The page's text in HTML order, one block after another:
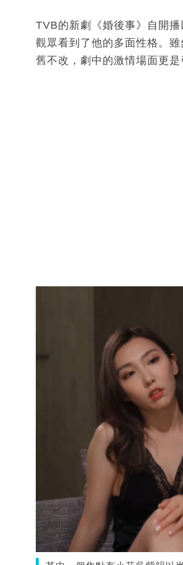
TVB的新劇《婚後事》自開
觀眾看到了他的多面性格。
舊不改，劇中的激情場面更